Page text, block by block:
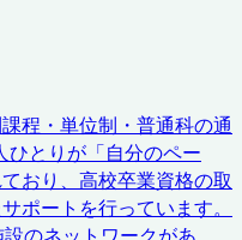
程・単位制・普通科の通
ひとりが「自分のペー
おり、高校卒業資格の取
ポートを行っています。